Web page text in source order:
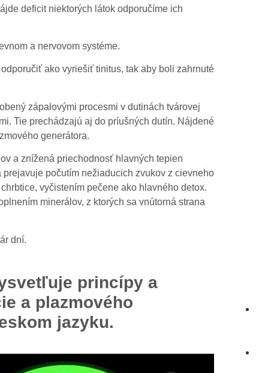
deficit niektorých látok odporučíme ich
a nervovom systéme.
ako vyriešiť tinitus, tak aby boli zahrnuté
zápalovými procesmi v dutinách tvárovej
Tie prechádzajú aj do príušných dutín. Nájdené
generátora.
a znížená priechodnosť hlavných tepien
počutím nežiaducich zvukov z cievneho
vyčistením pečene ako hlavného detox.
minerálov, z ktorých sa vnútorná strana
dní.
princípy a
a plazmového
jazyku.